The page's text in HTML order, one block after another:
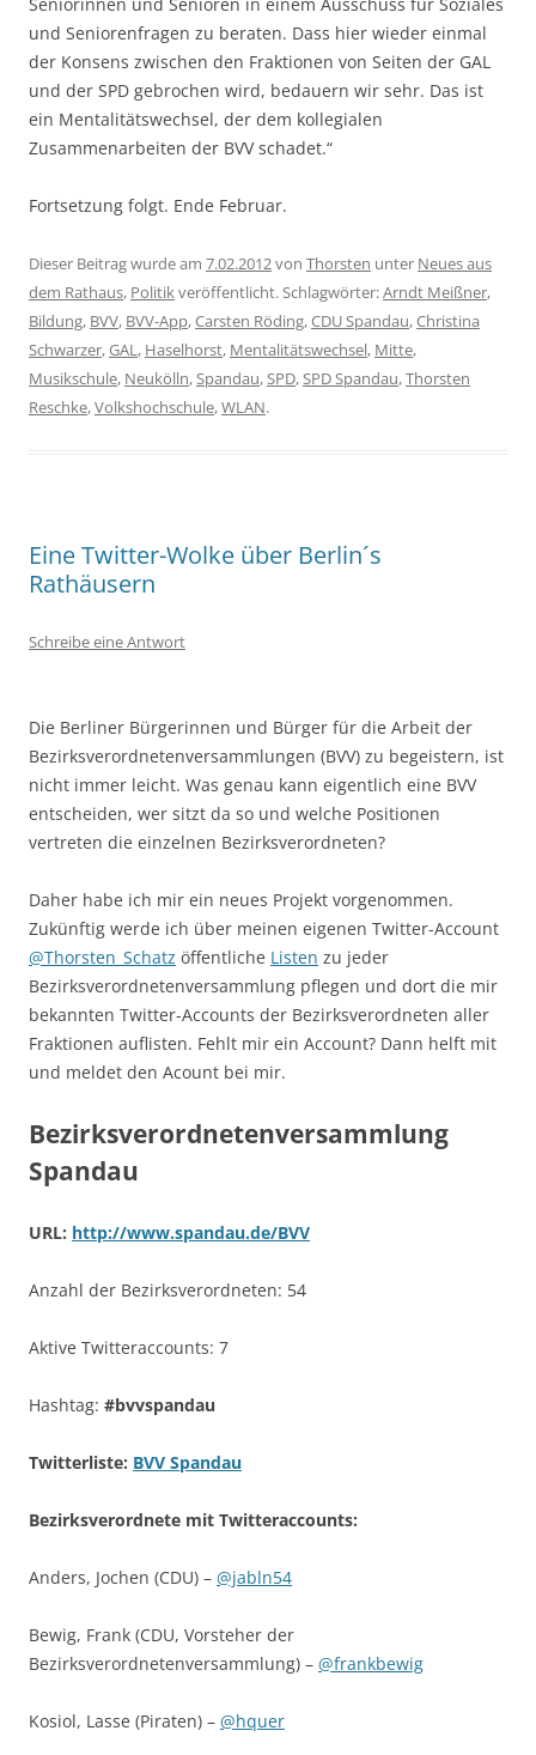
und Seniorenfragen zu beraten. Dass hier wieder einmal
der Konsens zwischen den Fraktionen von Seiten der GAL
und der SPD gebrochen wird, bedauern wir sehr. Das ist
ein Mentalitätswechsel, der dem kollegialen
Zusammenarbeiten der BVV schadet.“
Fortsetzung folgt. Ende Februar.
Dieser Beitrag wurde am 7.02.2012von Thorsten unter Neues aus
dem Rathaus, Politikveröffentlicht. Schlagwörter:Arndt Meißner,
Bildung, BVV, BVV-App,Carsten Röding,CDU Spandau,Christina
Schwarzer,GAL, Haselhorst, Mentalitätswechsel, Mitte,
Musikschule, Neukölln,Spandau,SPD,SPD Spandau,Thorsten
Reschke,Volkshochschule,WLAN.
Eine Twitter-Wolke über Berlin´s
Rathäusern
Schreibe eine Antwort
Die Berliner Bürgerinnen und Bürger für die Arbeit der
Bezirksverordnetenversammlungen (BVV) zu begeistern, ist
nicht immer leicht. Was genau kann eigentlich eine BVV
entscheiden, wer sitzt da so und welche Positionen
vertreten die einzelnen Bezirksverordneten?
Daher habe ich mir ein neues Projekt vorgenommen.
Zukünftig werde ich über meinen eigenen Twitter-Account
@Thorsten_Schatz öffentliche Listen zu jeder
Bezirksverordnetenversammlung pflegen und dort die mir
bekannten Twitter-Accounts der Bezirksverordneten aller
Fraktionen auflisten. Fehlt mir ein Account? Dann helft mit
und meldet den Acount bei mir.
Bezirksverordnetenversammlung
Spandau
URL: http://www.spandau.de/BVV
Anzahl der Bezirksverordneten: 54
Aktive Twitteraccounts: 7
Hashtag: #bvvspandau
Twitterliste: BVV Spandau
Bezirksverordnete mit Twitteraccounts:
Anders, Jochen (CDU) – @jabln54
Bewig, Frank (CDU, Vorsteher der
Bezirksverordnetenversammlung) – @frankbewig
Kosiol, Lasse (Piraten) – @hquer